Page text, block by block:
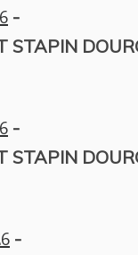
-
STAPIN
-
STAPIN
-